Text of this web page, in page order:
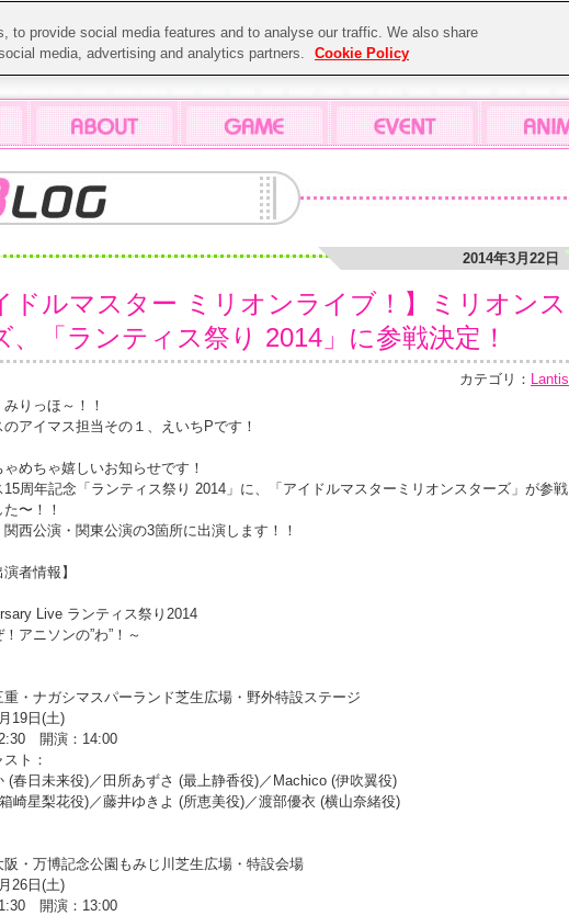
2014年3月22日
ドルマスター ミリオンライブ！】ミリオンス
、「ランティス祭り 2014」に参戦決定！
カテゴリ： Lantis
りっほ～！！
のアイマス担当その１、えいちPです！
めちゃ嬉しいお知らせです！
15周年記念「ランティス祭り 2014」に、「アイドルマスターミリオンスターズ」が参戦
〜！！
西公演・関東公演の3箇所に出演します！！
演者情報】
Live ランティス祭り2014
アニソンの”わ”！～
重・ナガシマスパーランド芝生広場・野外特設ステージ
19日(土)
開演：14:00
ト：
(春日未来役)／田所あずさ (最上静香役)／Machico (伊吹翼役)
崎星梨花役)／藤井ゆきよ (所恵美役)／渡部優衣 (横山奈緒役)
阪・万博記念公園もみじ川芝生広場・特設会場
26日(土)
開演：13:00
to provide social media features and to analyse our traffic. We also share
media, advertising and analytics partners.
Cookie Policy